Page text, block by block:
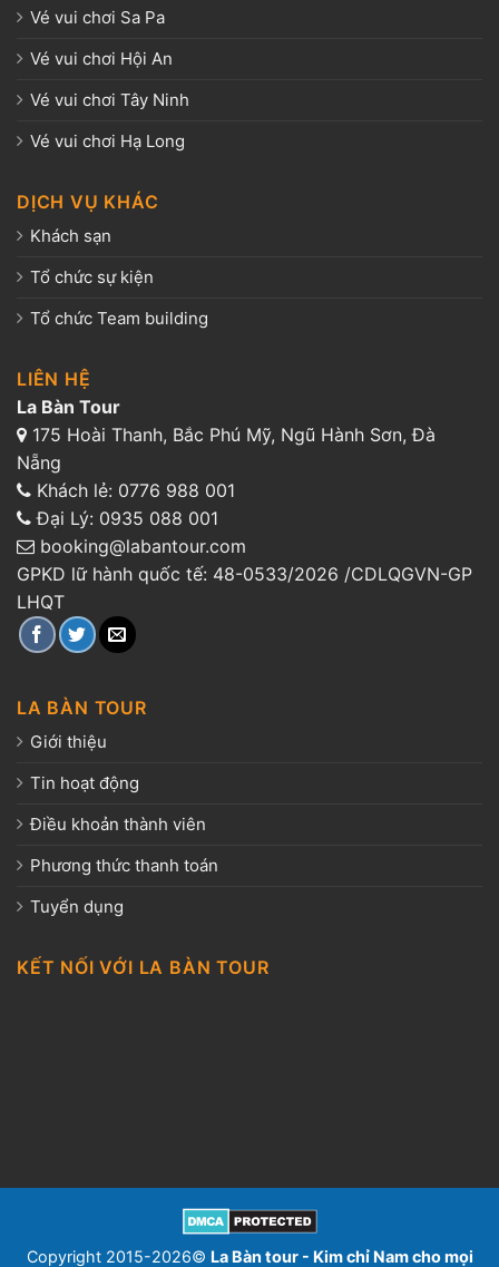
Vé vui chơi Sa Pa
Vé vui chơi Hội An
Vé vui chơi Tây Ninh
Vé vui chơi Hạ Long
DỊCH VỤ KHÁC
Khách sạn
Tổ chức sự kiện
Tổ chức Team building
LIÊN HỆ
La Bàn Tour
175 Hoài Thanh, Bắc Phú Mỹ, Ngũ Hành Sơn, Đà
Nẵng
Khách lẻ: 0776 988 001
Đại Lý: 0935 088 001
booking@labantour.com
GPKD lữ hành quốc tế: 48-0533/2026 /CDLQGVN-GP
LHQT
LA BÀN TOUR
Giới thiệu
Tin hoạt động
Điều khoản thành viên
Phương thức thanh toán
Tuyển dụng
KẾT NỐI VỚI LA BÀN TOUR
Copyright 2015-2026© La Bàn tour - Kim chỉ Nam cho mọi